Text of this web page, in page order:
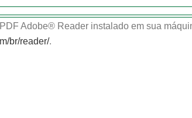
Adobe® Reader instalado em sua
br/reader/.